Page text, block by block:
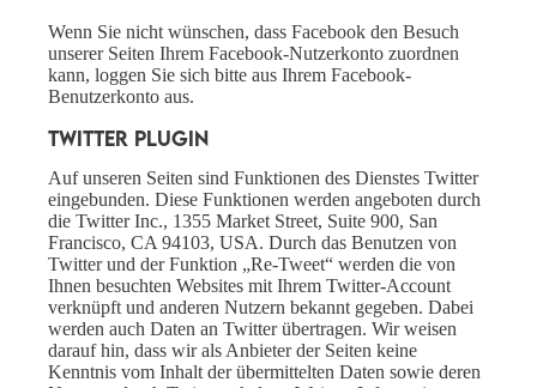
Wenn Sie nicht wünschen, dass Facebook den Besuch
unserer Seiten Ihrem Facebook-Nutzerkonto zuordnen
kann, loggen Sie sich bitte aus Ihrem Facebook-
Benutzerkonto aus.
Twitter Plugin
Auf unseren Seiten sind Funktionen des Dienstes Twitter
eingebunden. Diese Funktionen werden angeboten durch
die Twitter Inc., 1355 Market Street, Suite 900, San
Francisco, CA 94103, USA. Durch das Benutzen von
Twitter und der Funktion „Re-Tweet“ werden die von
Ihnen besuchten Websites mit Ihrem Twitter-Account
verknüpft und anderen Nutzern bekannt gegeben. Dabei
werden auch Daten an Twitter übertragen. Wir weisen
darauf hin, dass wir als Anbieter der Seiten keine
Kenntnis vom Inhalt der übermittelten Daten sowie deren